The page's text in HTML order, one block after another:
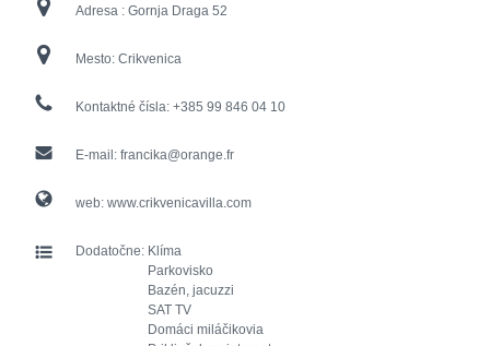
Adresa : Gornja Draga 52
Mesto: Crikvenica
Kontaktné čísla: +385 99 846 04 10
E-mail: francika@orange.fr
web: www.crikvenicavilla.com
Dodatočne: Klíma
Parkovisko
Bazén, jacuzzi
SAT TV
Domáci miláčikovia